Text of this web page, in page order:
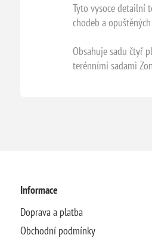
Tyto vysoce detailní
chodeb a
Obsahuje sadu čtyř
terénními sadami
Informace
Doprava a platba
Obchodní podmínky